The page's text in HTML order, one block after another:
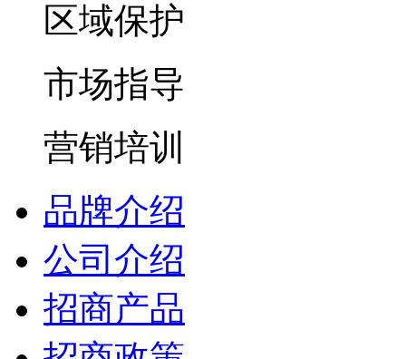
区域保护
市场指导
营销培训
品牌介绍
公司介绍
招商产品